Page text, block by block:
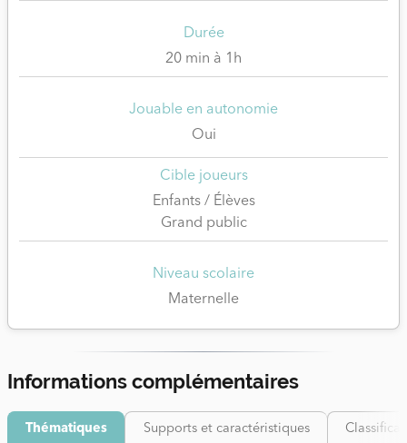
Durée
20 min à 1h
Jouable en autonomie
Oui
Cible joueurs
Enfants / Élèves
Grand public
Niveau scolaire
Maternelle
Informations complémentaires
Thématiques Supports et caractéristiques